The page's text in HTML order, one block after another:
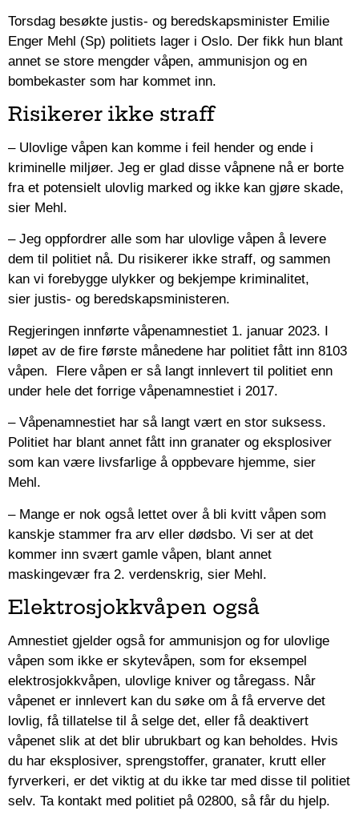
Torsdag besøkte justis- og beredskapsminister Emilie
Enger Mehl (Sp) politiets lager i Oslo. Der fikk hun blant
annet se store mengder våpen, ammunisjon og en
bombekaster som har kommet inn.
Risikerer ikke straff
– Ulovlige våpen kan komme i feil hender og ende i
kriminelle miljøer. Jeg er glad disse våpnene nå er borte
fra et potensielt ulovlig marked og ikke kan gjøre skade,
sier Mehl.
– Jeg oppfordrer alle som har ulovlige våpen å levere
dem til politiet nå. Du risikerer ikke straff, og sammen
kan vi forebygge ulykker og bekjempe kriminalitet,
sier justis- og beredskapsministeren.
Regjeringen innførte våpenamnestiet 1. januar 2023. I
løpet av de fire første månedene har politiet fått inn 8103
våpen. Flere våpen er så langt innlevert til politiet enn
under hele det forrige våpenamnestiet i 2017.
– Våpenamnestiet har så langt vært en stor suksess.
Politiet har blant annet fått inn granater og eksplosiver
som kan være livsfarlige å oppbevare hjemme, sier
Mehl.
– Mange er nok også lettet over å bli kvitt våpen som
kanskje stammer fra arv eller dødsbo. Vi ser at det
kommer inn svært gamle våpen, blant annet
maskingevær fra 2. verdenskrig, sier Mehl.
Elektrosjokkvåpen også
Amnestiet gjelder også for ammunisjon og for ulovlige
våpen som ikke er skytevåpen, som for eksempel
elektrosjokkvåpen, ulovlige kniver og tåregass. Når
våpenet er innlevert kan du søke om å få erverve det
lovlig, få tillatelse til å selge det, eller få deaktivert
våpenet slik at det blir ubrukbart og kan beholdes. Hvis
du har eksplosiver, sprengstoffer, granater, krutt eller
fyrverkeri, er det viktig at du ikke tar med disse til politiet
selv. Ta kontakt med politiet på 02800, så får du hjelp.